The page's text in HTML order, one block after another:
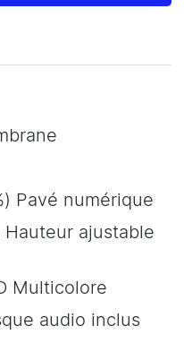
Pavé numérique
ajustable
Multicolore
audio inclus